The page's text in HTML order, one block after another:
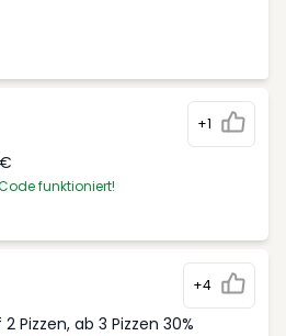
+1
funktioniert!
+4
2 Pizzen, ab 3 Pizzen 30%